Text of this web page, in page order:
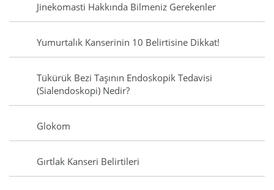
Jinekomasti Hakkında Bilmeniz Gerekenler
Yumurtalık Kanserinin 10 Belirtisine Dikkat!
Tükürük Bezi Taşının Endoskopik Tedavisi
(Sialendoskopi) Nedir?
Glokom
Gırtlak Kanseri Belirtileri